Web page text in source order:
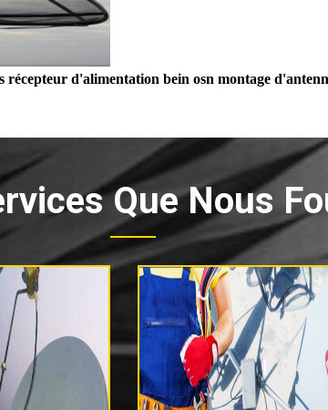
d'alimentation bein osn montage
Que Nous